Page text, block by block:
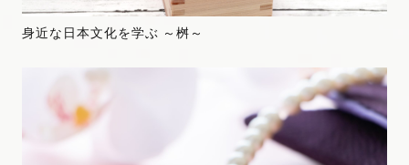
身近な日本文化を学ぶ ～桝～